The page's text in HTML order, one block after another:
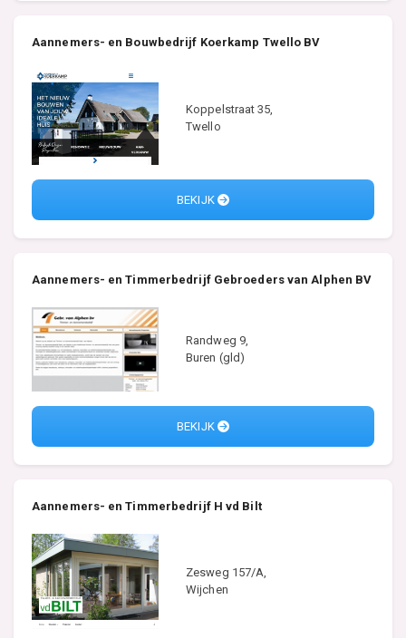
Aannemers- en Bouwbedrijf Koerkamp Twello BV
Koppelstraat 35,
Twello
BEKIJK
Aannemers- en Timmerbedrijf Gebroeders van Alphen BV
Randweg 9,
Buren (gld)
BEKIJK
Aannemers- en Timmerbedrijf H vd Bilt
Zesweg 157/A,
Wijchen